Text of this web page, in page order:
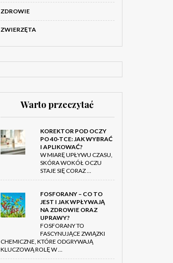
ZDROWIE
ZWIERZĘTA
Warto przeczytać
KOREKTOR POD OCZY
PO 40-TCE: JAK WYBRAĆ
I APLIKOWAĆ?
W MIARĘ UPŁYWU CZASU,
SKÓRA WOKÓŁ OCZU
STAJE SIĘ CORAZ …
FOSFORANY – CO TO
JEST I JAK WPŁYWAJĄ
NA ZDROWIE ORAZ
UPRAWY?
FOSFORANY TO
FASCYNUJĄCE ZWIĄZKI
CHEMICZNE, KTÓRE ODGRYWAJĄ
KLUCZOWĄ ROLĘ W …